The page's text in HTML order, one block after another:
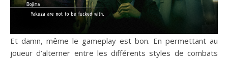
Et damn, même le gameplay est bon. En permettant au
joueur d’alterner entre les différents styles de combats